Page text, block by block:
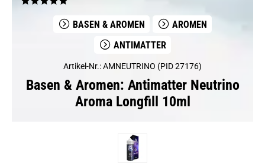
BASEN & AROMEN
AROMEN
ANTIMATTER
Artikel-Nr.: AMNEUTRINO (PID 27176)
Basen & Aromen: Antimatter Neutrino
Aroma Longfill 10ml